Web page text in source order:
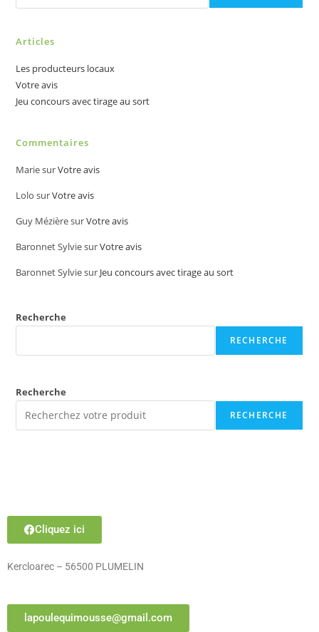
Articles
Les producteurs locaux
Votre avis
Jeu concours avec tirage au sort
Commentaires
MariesurVotre avis
Lolo surVotre avis
Guy MézièresurVotre avis
Baronnet SylviesurVotre avis
Baronnet Sylviesur Jeu concours avec tirage au sort
Recherche
RECHERCHE
Recherche
RECHERCHE
Cliquez ici
Kercloarec – 56500 PLUMELIN
lapoulequimousse@gmail.com